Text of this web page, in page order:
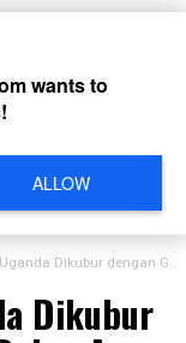
Gepokan Uang Dolar, Agar Bisa Suap Tuhan
Dikubur
wants to
ALLOW